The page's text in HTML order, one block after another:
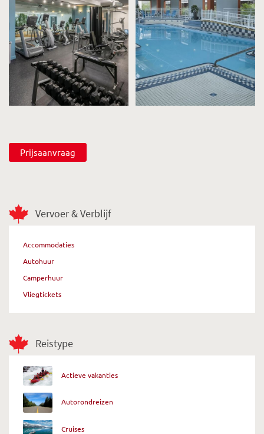
Vervoer & Verblijf
Accommodaties
Autohuur
Camperhuur
Vliegtickets
Reistype
Actieve vakanties
Autorondreizen
Cruises
Prijsaanvraag